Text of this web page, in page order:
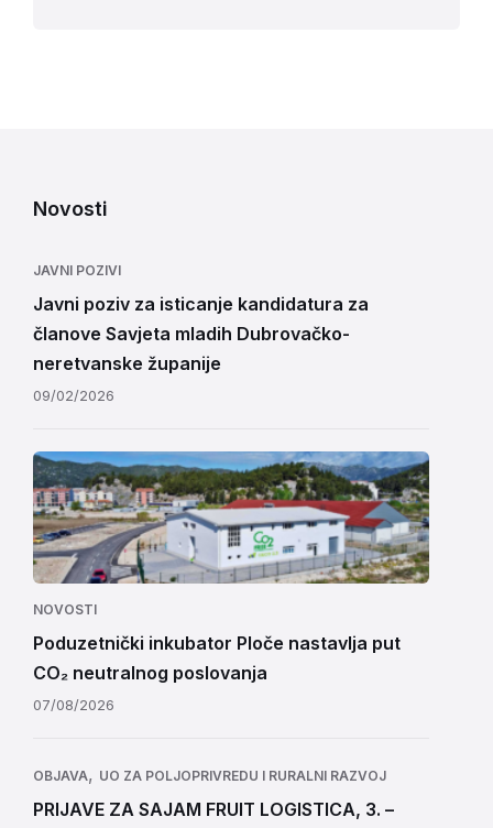
Novosti
JAVNI POZIVI
Javni poziv za isticanje kandidatura za
članove Savjeta mladih Dubrovačko-
neretvanske županije
09/02/2026
NOVOSTI
Poduzetnički inkubator Ploče nastavlja put
CO₂ neutralnog poslovanja
07/08/2026
OBJAVA, UO ZA POLJOPRIVREDU I RURALNI RAZVOJ
PRIJAVE ZA SAJAM FRUIT LOGISTICA, 3. –